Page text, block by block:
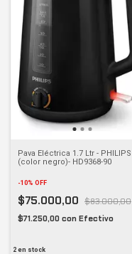
Pava Eléctrica 1.7 Ltr - PHILIPS
(color negro)- HD9368-90
-10% OFF
$75.000,00
$83.000,00
$71.250,00 con Efectivo
2en stock